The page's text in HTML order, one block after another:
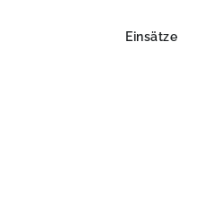
Einsätze